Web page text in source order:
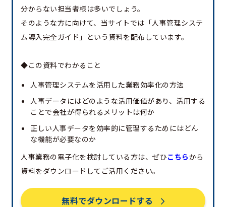
分からない担当者様は多いでしょう。
そのような方に向けて、当サイトでは「人事管理システ
ム導入完全ガイド」という資料を配布しています。
◆この資料でわかること
人事管理システムを活用した業務効率化の方法
人事データにはどのような活用価値があり、活用する
ことで会社が得られるメリットは何か
正しい人事データを効率的に管理するためにはどん
な機能が必要なのか
人事業務の電子化を検討している方は、ぜひこちらから
資料をダウンロードしてご活用ください。
無料でダウンロードする